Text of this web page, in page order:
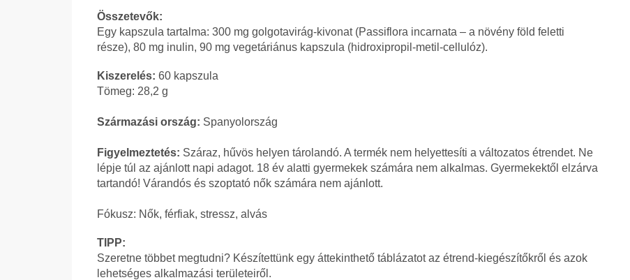
Összetevők:
Egy kapszula tartalma: 300 mg golgotavirág-kivonat (Passiflora incarnata – a növény föld feletti
része), 80 mg inulin, 90 mg vegetáriánus kapszula (hidroxipropil-metil-cellulóz).
Kiszerelés: 60 kapszula
Tömeg: 28,2 g
Származási ország: Spanyolország
Figyelmeztetés: Száraz, hűvös helyen tárolandó. A termék nem helyettesíti a változatos étrendet. Ne
lépje túl az ajánlott napi adagot. 18 év alatti gyermekek számára nem alkalmas. Gyermekektől elzárva
tartandó! Várandós és szoptató nők számára nem ajánlott.
Fókusz: Nők, férfiak, stressz, alvás
TIPP:
Szeretne többet megtudni? Készítettünk egy áttekinthető táblázatot az étrend-kiegészítőkről és azok
lehetséges alkalmazási területeiről.